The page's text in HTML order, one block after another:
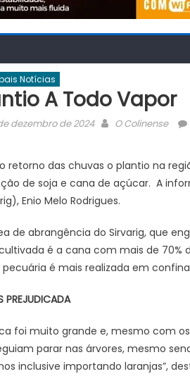
Notícias
A Todo Vapor
dezembro de 2024 Author
O Colinense
retorno das chuvas o plantio na
de soja e cana de açúcar. A
Enio Melo Rodrigues.
de abrangência do Sirvarig, que
é a cana com mais de 70%
pecuária é mais realizada em
PREJUDICADA
foi muito grande e, mesmo com
parar nas árvores, mesmo
inclusive importando laranjas”,